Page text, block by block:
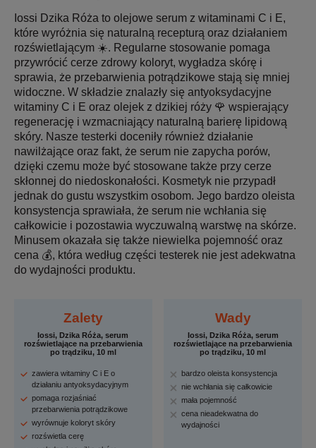
Iossi Dzika Róża to olejowe serum z witaminami C i E,
które wyróżnia się naturalną recepturą oraz działaniem
rozświetlającym ☀️. Regularne stosowanie pomaga
przywrócić cerze zdrowy koloryt, wygładza skórę i
sprawia, że przebarwienia potrądzikowe stają się mniej
widoczne. W składzie znalazły się antyoksydacyjne
witaminy C i E oraz olejek z dzikiej róży 🌹 wspierający
regenerację i wzmacniający naturalną barierę lipidową
skóry. Nasze testerki doceniły również działanie
nawilżające oraz fakt, że serum nie zapycha porów,
dzięki czemu może być stosowane także przy cerze
skłonnej do niedoskonałości. Kosmetyk nie przypadł
jednak do gustu wszystkim osobom. Jego bardzo oleista
konsystencja sprawiała, że serum nie wchłania się
całkowicie i pozostawia wyczuwalną warstwę na skórze.
Minusem okazała się także niewielka pojemność oraz
cena 💰, która według części testerek nie jest adekwatna
do wydajności produktu.
Zalety
Iossi, Dzika Róża, serum
rozświetlające na przebarwienia
po trądziku, 10 ml
zawiera witaminy C i E o
działaniu antyoksydacyjnym
pomaga rozjaśniać
przebarwienia potrądzikowe
wyrównuje koloryt skóry
rozświetla cerę
Wady
Iossi, Dzika Róża, serum
rozświetlające na przebarwienia
po trądziku, 10 ml
bardzo oleista konsystencja
nie wchłania się całkowicie
mała pojemność
cena nieadekwatna do
wydajności